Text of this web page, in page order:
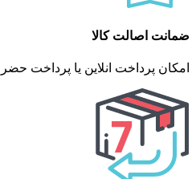
ضمانت اصالت کالا
امکان پرداخت انلاین یا پرداخت